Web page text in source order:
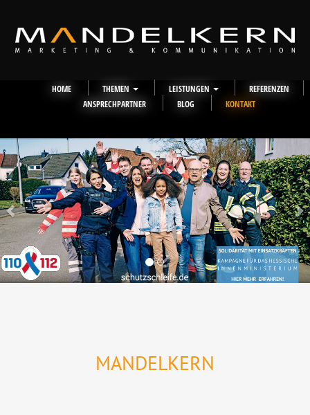
HOME THEMEN LEISTUNGEN
REFERENZEN
ANSPRECHPARTNER
BLOG KONTAKT
Previous
MANDELKERN